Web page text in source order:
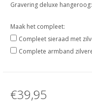
Gravering deluxe hangeroog:
Maak het compleet:
Compleet sieraad met
Complete armband
€39,95